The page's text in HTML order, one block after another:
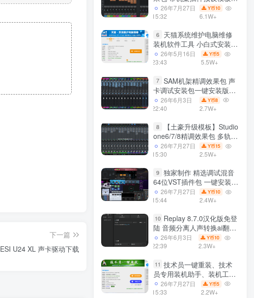
下一篇
ESI U24 XL 声卡驱动下载
声卡调试好效果工程文件
26年7月27日
15:32
Y币10
6.1W+
6
天猫系统维护电脑维修
装机软件工具 小白式安装
完全一键安装系统 电脑系统
装机软件 一键重装系统
26年5月16日
23:43
Y币5
5.5W+
7 SAM机架精调效果包 声
卡调试安装包一键安装版模
板 带插件预设效果文件
26年6月3日
22:40
Y币8
2.7W+
8
【土豪升级模板】Studio
one6/7/8精调效果包 多轨道
效果模式可选 声卡调试好预
设模板 带插件全套文件
26年7月27日
15:30
Y币15
2.5W+
9 独家制作 精选调试混音
64位VST插件包 一键安装
600个效果器合集v2.0 WiN
支持定制
26年7月27日
15:44
Y币10
2.4W+
10 Replay 8.7.0汉化版免登
陆 音频分离人声转换ai翻唱
支持50系显卡 一键安装
WiN
26年6月3日
22:39
Y币10
2.3W+
11 技术员一键重装、技术
员专用装机助手、装机工
具、电脑系统装机软件丶一
键安装系统
26年7月27日
15:33
Y币5
2.2W+